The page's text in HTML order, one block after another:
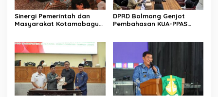
Sinergi Pemerintah dan
Masyarakat Kotamobagu
DPRD Bolmong Genjot
Pembahasan KUA-PPAS